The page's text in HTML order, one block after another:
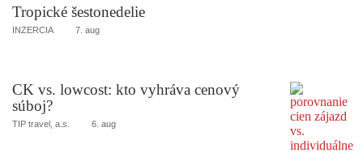
Tropické šestonedelie
INZERCIA 7. aug
CK vs. lowcost: kto vyhráva cenový
súboj?
TIP travel, a.s. 6. aug